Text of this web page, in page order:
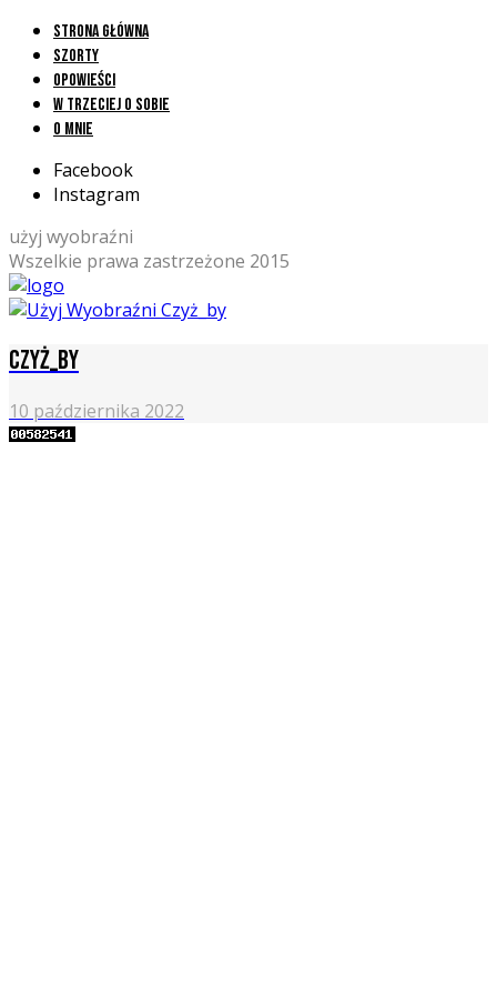
Strona główna
Szorty
Opowieści
W trzeciej o sobie
O mnie
Facebook
Instagram
użyj wyobraźni
Wszelkie prawa zastrzeżone 2015
Czyż_by
10 października 2022